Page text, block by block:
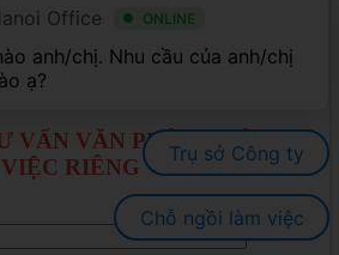
VẤN VĂN PHÒNG LÀM
VIỆC RIÊNG
Office ONLINE
anh/chị. Nhu cầu của anh/chị
Trụ sở Công ty
Chỗ ngồi làm việc